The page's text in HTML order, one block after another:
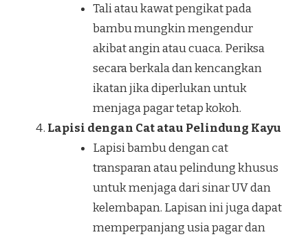
Tali atau kawat pengikat pada
bambu mungkin mengendur
akibat angin atau cuaca. Periksa
secara berkala dan kencangkan
ikatan jika diperlukan untuk
menjaga pagar tetap kokoh.
Lapisi dengan Cat atau Pelindung Kayu
Lapisi bambu dengan cat
transparan atau pelindung khusus
untuk menjaga dari sinar UV dan
kelembapan. Lapisan ini juga dapat
memperpanjang usia pagar dan